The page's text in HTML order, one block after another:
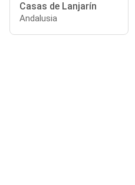
Casas de Lanjarín
Andalusia